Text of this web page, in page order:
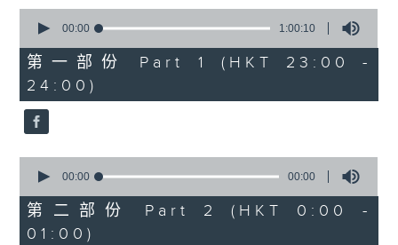
seconds
1
hour,
10
seconds
00:00 1:00:10
第一部份 Part 1 (HKT 23:00 -
24:00)
seconds
0
seconds
00:00 00:00
第二部份 Part 2 (HKT 0:00 -
01:00)